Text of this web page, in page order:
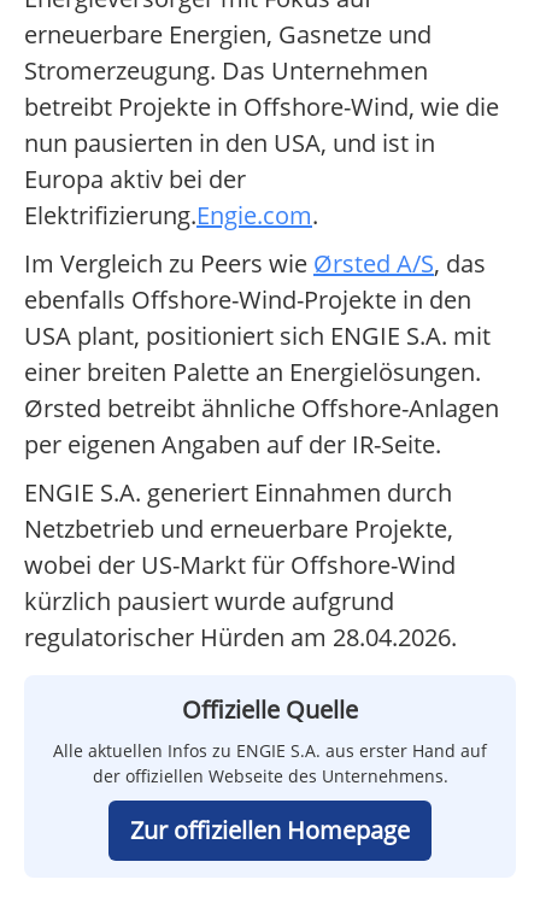
erneuerbare Energien, Gasnetze und
Stromerzeugung. Das Unternehmen
betreibt Projekte in Offshore-Wind, wie die
nun pausierten in den USA, und ist in
Europa aktiv bei der
Elektrifizierung.Engie.com.
Im Vergleich zu Peers wie Ørsted A/S, das
ebenfalls Offshore-Wind-Projekte in den
USA plant, positioniert sich ENGIE S.A. mit
einer breiten Palette an Energielösungen.
Ørsted betreibt ähnliche Offshore-Anlagen
per eigenen Angaben auf der IR-Seite.
ENGIE S.A. generiert Einnahmen durch
Netzbetrieb und erneuerbare Projekte,
wobei der US-Markt für Offshore-Wind
kürzlich pausiert wurde aufgrund
regulatorischer Hürden am 28.04.2026.
Offizielle Quelle
Alle aktuellen Infos zu ENGIE S.A. aus erster Hand auf
der offiziellen Webseite des Unternehmens.
Zur offiziellen Homepage